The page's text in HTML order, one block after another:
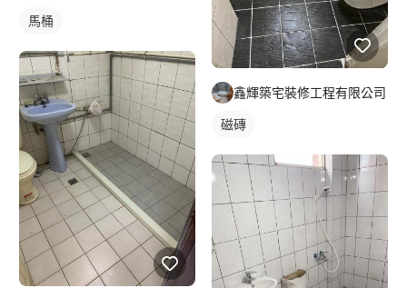
馬桶
鑫輝築宅裝修工程有限公司
磁磚